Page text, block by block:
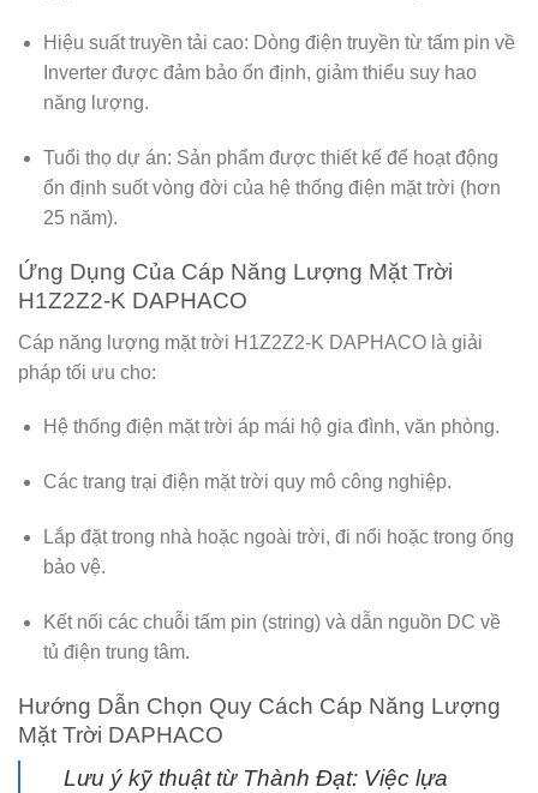
Hiệu suất truyền tải cao: Dòng điện truyền từ tấm pin về
Inverter được đảm bảo ổn định, giảm thiểu suy hao
năng lượng.
Tuổi thọ dự án: Sản phẩm được thiết kế để hoạt động
ổn định suốt vòng đời của hệ thống điện mặt trời (hơn
25 năm).
Ứng Dụng Của Cáp Năng Lượng Mặt Trời
H1Z2Z2-K DAPHACO
Cáp năng lượng mặt trời H1Z2Z2-K DAPHACO là giải
pháp tối ưu cho:
Hệ thống điện mặt trời áp mái hộ gia đình, văn phòng.
Các trang trại điện mặt trời quy mô công nghiệp.
Lắp đặt trong nhà hoặc ngoài trời, đi nổi hoặc trong ống
bảo vệ.
Kết nối các chuỗi tấm pin (string) và dẫn nguồn DC về
tủ điện trung tâm.
Hướng Dẫn Chọn Quy Cách Cáp Năng Lượng
Mặt Trời DAPHACO
Lưu ý kỹ thuật từ Thành Đạt: Việc lựa